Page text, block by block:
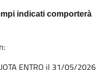
indicati comporterà
ENTRO il 31/05/2026